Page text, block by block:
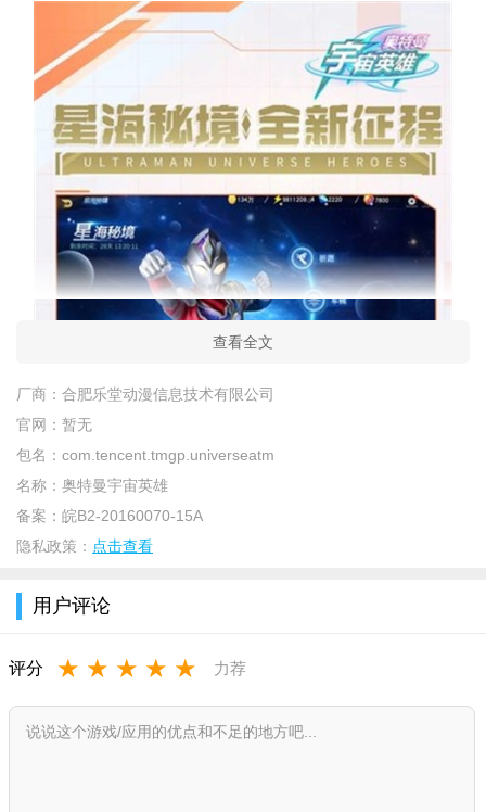
查看全文
厂商： 合肥乐堂动漫信息技术有限公司
官网： 暂无
包名： com.tencent.tmgp.universeatm
名称： 奥特曼宇宙英雄
备案： 皖B2-20160070-15A
隐私政策： 点击查看
用户评论
评分 ★ ★ ★ ★ ★ 力荐